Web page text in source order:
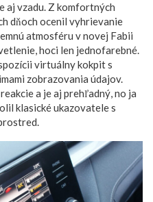
aj vzadu. Z komfortných
dňoch ocenil vyhrievanie
atmosféru v novej Fabii
hoci len jednofarebné.
virtuálny kokpit s
zobrazovania údajov.
a je aj prehľadný, no ja
klasické ukazovatele s